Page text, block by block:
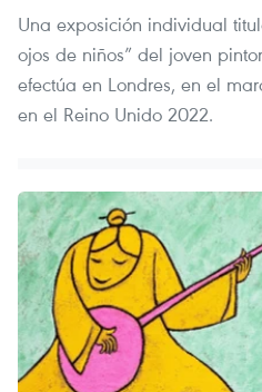
Una exposición individual
ojos de niños” del joven
efectúa en Londres, en el
en el Reino Unido 2022.